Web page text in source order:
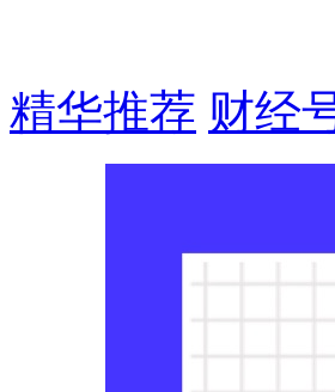
精华推荐 财经